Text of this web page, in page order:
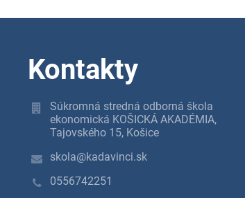
Kontakty
Súkromná stredná odborná škola
ekonomická KOŠICKÁ AKADÉMIA,
Tajovského 15, Košice
skola@kadavinci.sk
0556742251